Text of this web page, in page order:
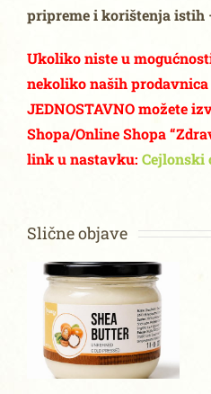
pripreme i korištenja istih
Ukoliko niste u
nekoliko naših
JEDNOSTAVNO možete
Shopa/Online Shopa
link u nastavku: Cejlonski
Slične objave